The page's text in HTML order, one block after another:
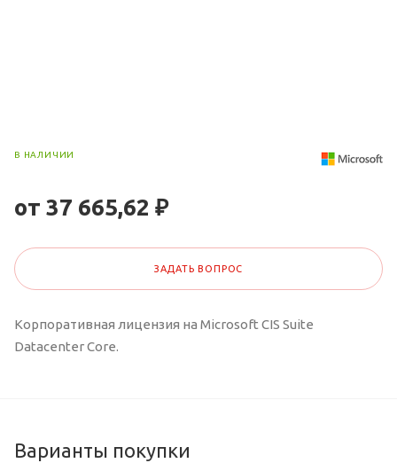
В НАЛИЧИИ
от 37 665,62 ₽
ЗАДАТЬ ВОПРОС
Корпоративная лицензия на Microsoft CIS Suite
Datacenter Core.
Варианты покупки